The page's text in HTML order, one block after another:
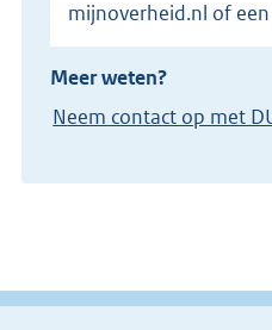
mijnoverheid.nl of
Meer weten?
Neem contact op met